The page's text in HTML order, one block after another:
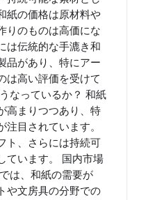
紙の価格は原材料や
りのものは高価にな
は伝統的な手漉き和
品があり、特にアー
は高い評価を受けて
なっているか？ 和紙
高まりつつあり、特
目されています。
ト、さらには持続可
ています。 国内市場
は、和紙の需要が
や文房具の分野での